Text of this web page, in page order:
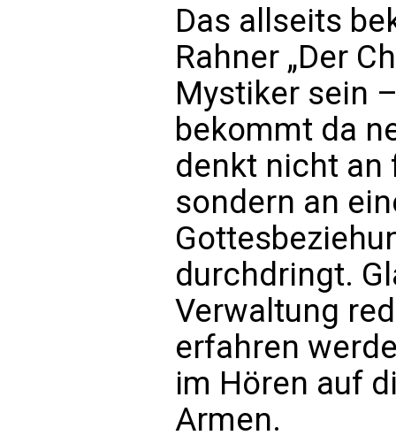
Das allseits
Rahner „Der
Mystiker sein
bekommt da
denkt nicht an
sondern an
durchdringt.
Verwaltung
erfahren
im Hören auf
Armen.